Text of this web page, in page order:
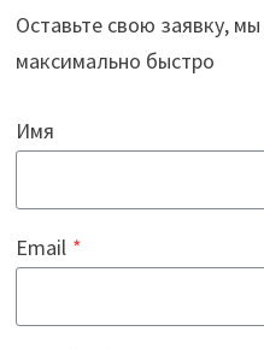
Оставьте свою заявку,
максимально быстро
Имя
Email *